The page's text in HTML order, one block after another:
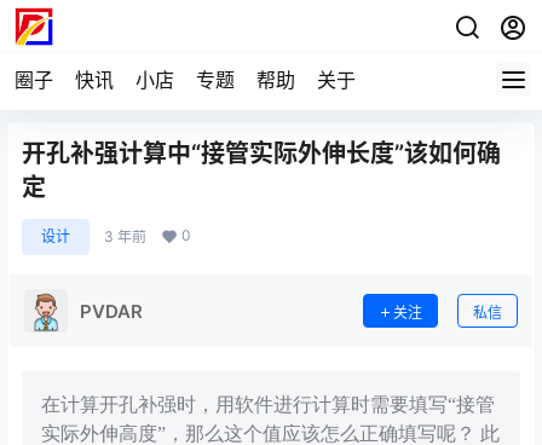
圈子 快讯 小店 专题 帮助 关于
开孔补强计算中“接管实际外伸长度”该如何确
定
设计 3 年前 0
PVDAR 关注 私信
在计算开孔补强时，用软件进行计算时需要填写“接管
实际外伸高度”，那么这个值应该怎么正确填写呢？ 此